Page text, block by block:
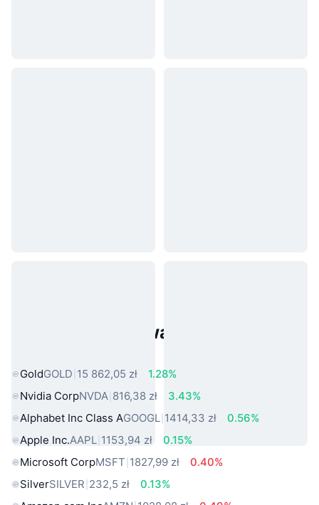
Popularne aktywa ze świata
GoldGOLD 15 862,05 zł
1.28%
Nvidia CorpNVDA 816,38 zł
3.43%
Alphabet Inc Class AGOOGL 1414,33 zł
0.56%
Apple Inc.AAPL 1153,94 zł
0.15%
Microsoft CorpMSFT 1827,99 zł
0.40%
SilverSILVER 232,5 zł
0.13%